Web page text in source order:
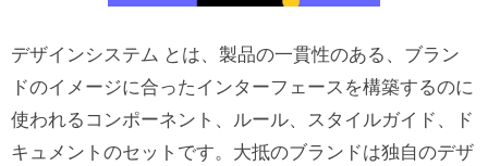
デザインシステム とは、製品の一貫性のある、ブラン
ドのイメージに合ったインターフェースを構築するのに
使われるコンポーネント、ルール、スタイルガイド、ド
キュメントのセットです。大抵のブランドは独自のデザ